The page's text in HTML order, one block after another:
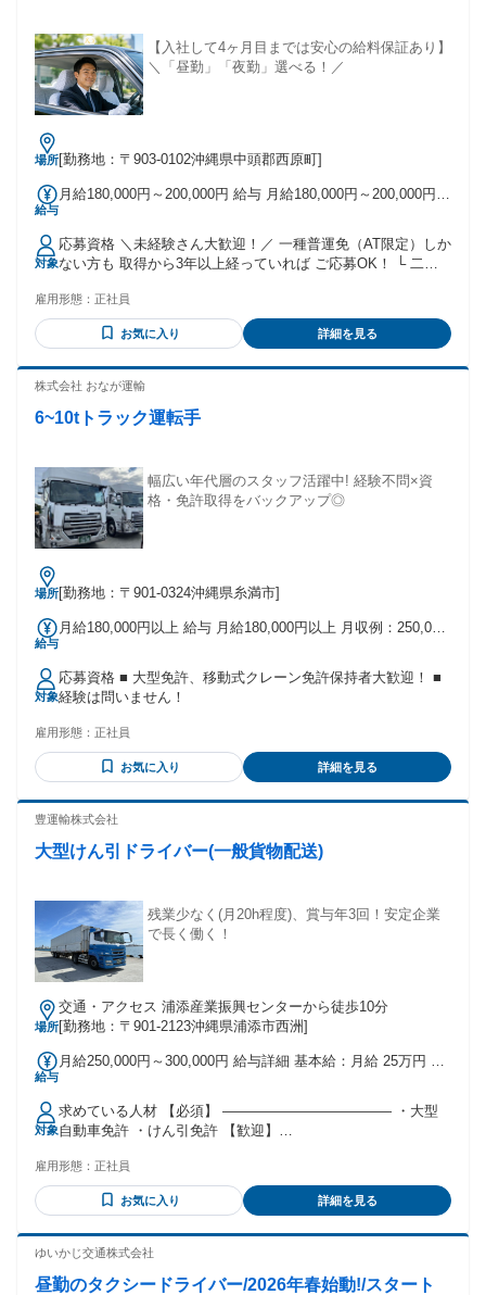
【入社して4ヶ月目までは安心の給料保証あり】
＼「昼勤」「夜勤」選べる！／
場所[勤務地：〒903-0102沖縄県中頭郡西原町]
給与
月給180,000円～200,000円 給与 月給180,000円～200,000円
――――――――――――――― 昼勤│月給180,000円～＋売
上手当 夜勤│月給200,000円～＋売上手当
――――――――――――――― ●安心ポイント. 自社無線に
加え、 「DiDi」「GO」「Uber」などの 配車アプリを導入！
す。 ――――――――――――――― ●やりがいポイント. 売
り上げに応じてしっかり稼げる！
対象
応募資格 ＼未経験さん大歓迎！／ 一種普運免（AT限定）しか
ない方も 取得から3年以上経っていれば ご応募OK！ └ 二種
みの方も 大・大・歓迎です！
雇用形態： 正社員
お気に入り 詳細を見る
株式会社 おなが運輸
6~10tトラック運転手
幅広い年代層のスタッフ活躍中! 経験不問×資
格・免許取得をバックアップ◎
場所[勤務地：〒901-0324沖縄県糸満市]
給与
月給180,000円以上 給与 月給180,000円以上 月収例：250,000
（上限16,000円） ・ 資格手当（所持免許による） ・ 残業手
当 ・ 早朝手当 ・ 深夜手当 ・ 夜間手当 ・ 出張手当 ■ その
他： ・ 賞与年2回 ・ 昇給 ※ 土曜勤務した場合は休日手当適
用 ※ 能力や資格に応じて優遇
対象
応募資格 ■ 大型免許、移動式クレーン免許保持者大歓迎！ ■
経験は問いません！
雇用形態： 正社員
お気に入り 詳細を見る
豊運輸株式会社
大型けん引ドライバー(一般貨物配送)
残業少なく(月20h程度)、賞与年3回！安定企業
で長く働く！
場所
交通・アクセス 浦添産業振興センターから徒歩10分
[勤務地：〒901-2123沖縄県浦添市西洲]
給与
月給250,000円～300,000円 給与詳細 基本給：月給 25万円 〜
れる通勤・皆勤・家族手当金額：なし 全員に一律で支払われ
るその他手当金額：なし ・昇給有 ・賞与年3回 （社内規定）
対象
求めている人材 【必須】 ―――――――――――― ・大型
自動車免許 ・けん引免許 【歓迎】
雇用形態： 正社員
お気に入り 詳細を見る
ゆいかじ交通株式会社
昼勤のタクシードライバー/2026年春始動!/スタート